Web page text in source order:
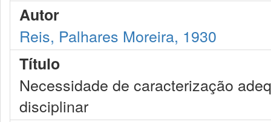
Autor
Reis, Palhares Moreira, 1930
Título
Necessidade de caracterização
disciplinar